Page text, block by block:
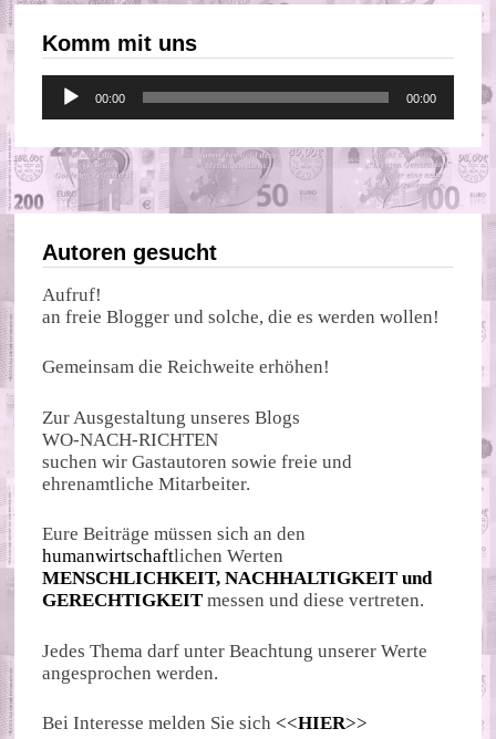
Komm mit uns
Audio-
Player
00:00 00:00
Autoren gesucht
Aufruf!
an freie Blogger und solche, die es werden wollen!
Gemeinsam die Reichweite erhöhen!
Zur Ausgestaltung unseres Blogs
WO-NACH-RICHTEN
suchen wir Gastautoren sowie freie und
ehrenamtliche Mitarbeiter.
Eure Beiträge müssen sich an den
humanwirtschaftlichen Werten
MENSCHLICHKEIT, NACHHALTIGKEIT und
GERECHTIGKEIT messen und diese vertreten.
Jedes Thema darf unter Beachtung unserer Werte
angesprochen werden.
Bei Interesse melden Sie sich <<HIER>>